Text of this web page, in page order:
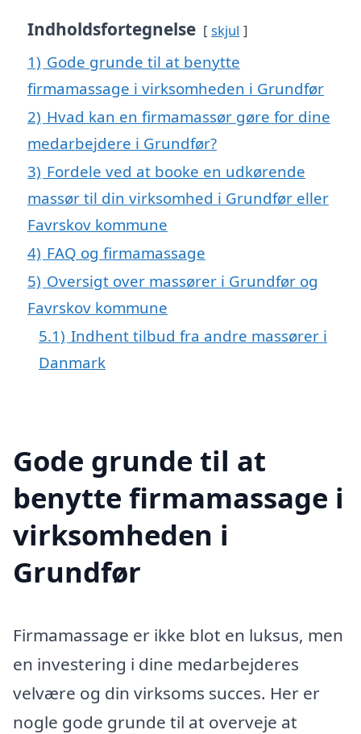
Indholdsfortegnelse skjul
1) Gode grunde til at benytte
firmamassage i virksomheden i Grundfør
2) Hvad kan en firmamassør gøre for dine
medarbejdere i Grundfør?
3) Fordele ved at booke en udkørende
massør til din virksomhed i Grundfør eller
Favrskov kommune
4) FAQ og firmamassage
5) Oversigt over massører i Grundfør og
Favrskov kommune
5.1) Indhent tilbud fra andre massører i
Danmark
Gode grunde til at
benytte firmamassage i
virksomheden i
Grundfør
Firmamassage er ikke blot en luksus, men
en investering i dine medarbejderes
velvære og din virksoms succes. Her er
nogle gode grunde til at overveje at